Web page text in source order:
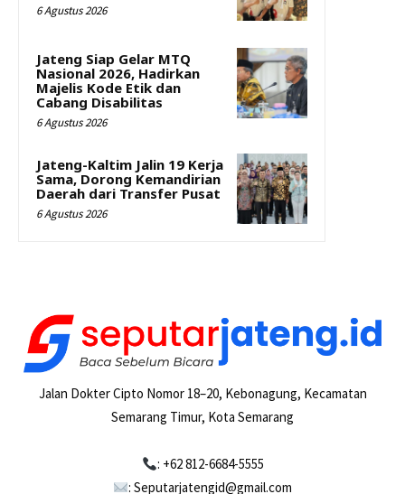
6 Agustus 2026
Jateng Siap Gelar MTQ
Nasional 2026, Hadirkan
Majelis Kode Etik dan
Cabang Disabilitas
6 Agustus 2026
Jateng-Kaltim Jalin 19 Kerja
Sama, Dorong Kemandirian
Daerah dari Transfer Pusat
6 Agustus 2026
Jalan Dokter Cipto Nomor 18–20, Kebonagung, Kecamatan
Semarang Timur, Kota Semarang
: +62 812-6684-5555
: Seputarjatengid@gmail.com